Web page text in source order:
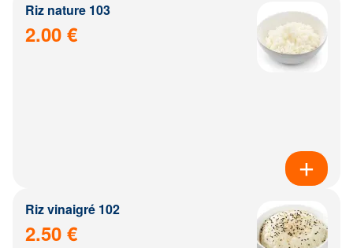
Riz nature 103
2.00 €
Riz vinaigré 102
2.50 €